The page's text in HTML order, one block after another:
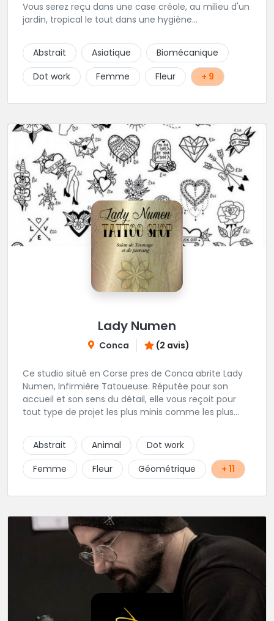
Vous serez reçu dans une case créole, au milieu d'un
jardin, tropical le tout dans une hygiène
choix de bijoux et uniquement dans des matières
biocompatibles! Vous le trouverez à Saint-Gilles les
Bains...les doigts de pieds en éventail...
Abstrait Asiatique
Biomécanique
Dot work
Femme Fleur + 9
Lady Numen
Conca (2 avis)
Ce studio situé en Corse pres de Conca abrite Lady
Numen, Infirmière Tatoueuse. Réputée pour son
accueil et son sens du détail, elle vous reçoit pour
tout type de projet les plus minis comme les plus
Abstrait
Animal
Dot work
Femme
Fleur Géométrique + 11